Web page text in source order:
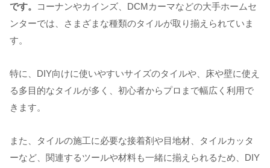
です。
コーナンやカインズ、DCMカーマなどの大手ホームセ
ンターでは、さまざまな種類のタイルが取り揃えられていま
す。
特に、DIY向けに使いやすいサイズのタイルや、床や壁に使え
る多目的なタイルが多く、初心者からプロまで幅広く利用で
きます。
また、タイルの施工に必要な接着剤や目地材、タイルカッタ
ーなど、関連するツールや材料も一緒に揃えられるため、DIY